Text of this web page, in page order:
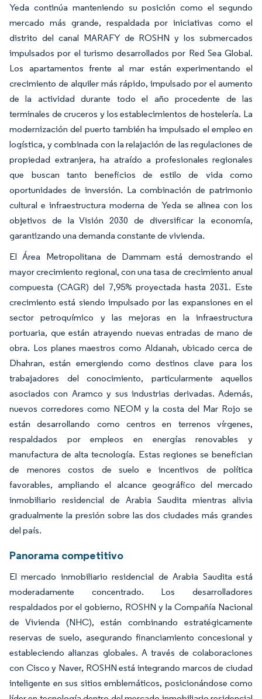
Yeda continúa manteniendo su posición como el segundo
mercado más grande, respaldada por iniciativas como el
distrito del canal MARAFY de ROSHN y los submercados
impulsados por el turismo desarrollados por Red Sea Global.
Los apartamentos frente al mar están experimentando el
crecimiento de alquiler más rápido, impulsado por el aumento
de la actividad durante todo el año procedente de las
terminales de cruceros y los establecimientos de hostelería. La
modernización del puerto también ha impulsado el empleo en
logística, y combinada con la relajación de las regulaciones de
propiedad extranjera, ha atraído a profesionales regionales
que buscan tanto beneficios de estilo de vida como
oportunidades de inversión. La combinación de patrimonio
cultural e infraestructura moderna de Yeda se alinea con los
objetivos de la Visión 2030 de diversificar la economía,
garantizando una demanda constante de vivienda.
El Área Metropolitana de Dammam está demostrando el
mayor crecimiento regional, con una tasa de crecimiento anual
compuesta (CAGR) del 7,95% proyectada hasta 2031. Este
crecimiento está siendo impulsado por las expansiones en el
sector petroquímico y las mejoras en la infraestructura
portuaria, que están atrayendo nuevas entradas de mano de
obra. Los planes maestros como Aldanah, ubicado cerca de
Dhahran, están emergiendo como destinos clave para los
trabajadores del conocimiento, particularmente aquellos
asociados con Aramco y sus industrias derivadas. Además,
nuevos corredores como NEOM y la costa del Mar Rojo se
están desarrollando como centros en terrenos vírgenes,
respaldados por empleos en energías renovables y
manufactura de alta tecnología. Estas regiones se benefician
de menores costos de suelo e incentivos de política
favorables, ampliando el alcance geográfico del mercado
inmobiliario residencial de Arabia Saudita mientras alivia
gradualmente la presión sobre las dos ciudades más grandes
del país.
Panorama competitivo
El mercado inmobiliario residencial de Arabia Saudita está
moderadamente concentrado. Los desarrolladores
respaldados por el gobierno, ROSHN y la Compañía Nacional
de Vivienda (NHC), están combinando estratégicamente
reservas de suelo, asegurando financiamiento concesional y
estableciendo alianzas globales. A través de colaboraciones
con Cisco y Naver, ROSHN está integrando marcos de ciudad
inteligente en sus sitios emblemáticos, posicionándose como